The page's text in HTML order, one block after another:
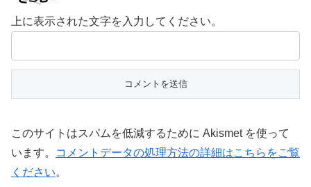
上に表示された文字を入力してください。
このサイトはスパムを低減するために Akismet を使って
います。
コメントデータの処理方法の詳細はこちらをご覧
ください。